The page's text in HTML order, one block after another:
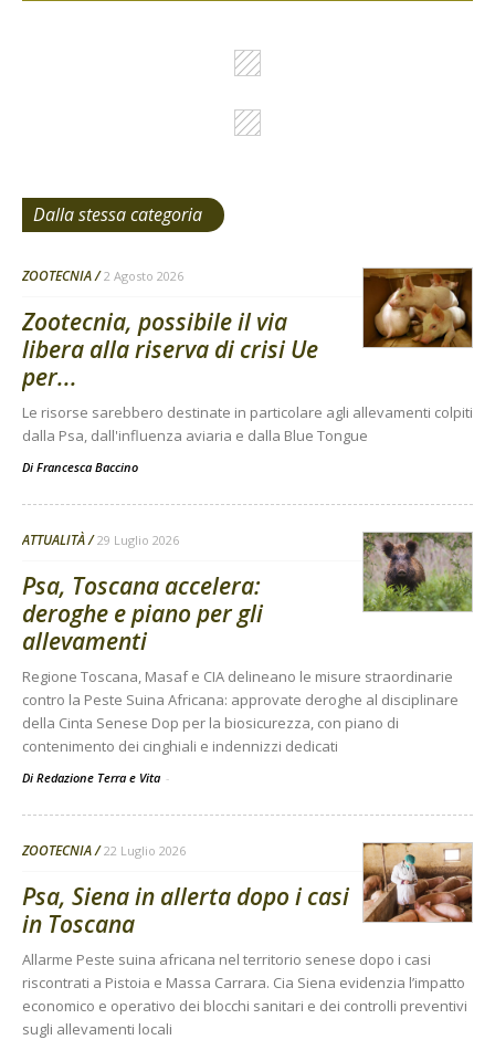
Dalla stessa categoria
ZOOTECNIA 2 Agosto 2026
Zootecnia, possibile il via
libera alla riserva di crisi Ue
per...
Le risorse sarebbero destinate in particolare agli allevamenti colpiti
dalla Psa, dall'influenza aviaria e dalla Blue Tongue
Di Francesca Baccino
ATTUALITÀ 29 Luglio 2026
Psa, Toscana accelera:
deroghe e piano per gli
allevamenti
Regione Toscana, Masaf e CIA delineano le misure straordinarie
contro la Peste Suina Africana: approvate deroghe al disciplinare
della Cinta Senese Dop per la biosicurezza, con piano di
contenimento dei cinghiali e indennizzi dedicati
Di Redazione Terra e Vita -
ZOOTECNIA 22 Luglio 2026
Psa, Siena in allerta dopo i casi
in Toscana
Allarme Peste suina africana nel territorio senese dopo i casi
riscontrati a Pistoia e Massa Carrara. Cia Siena evidenzia l’impatto
economico e operativo dei blocchi sanitari e dei controlli preventivi
sugli allevamenti locali